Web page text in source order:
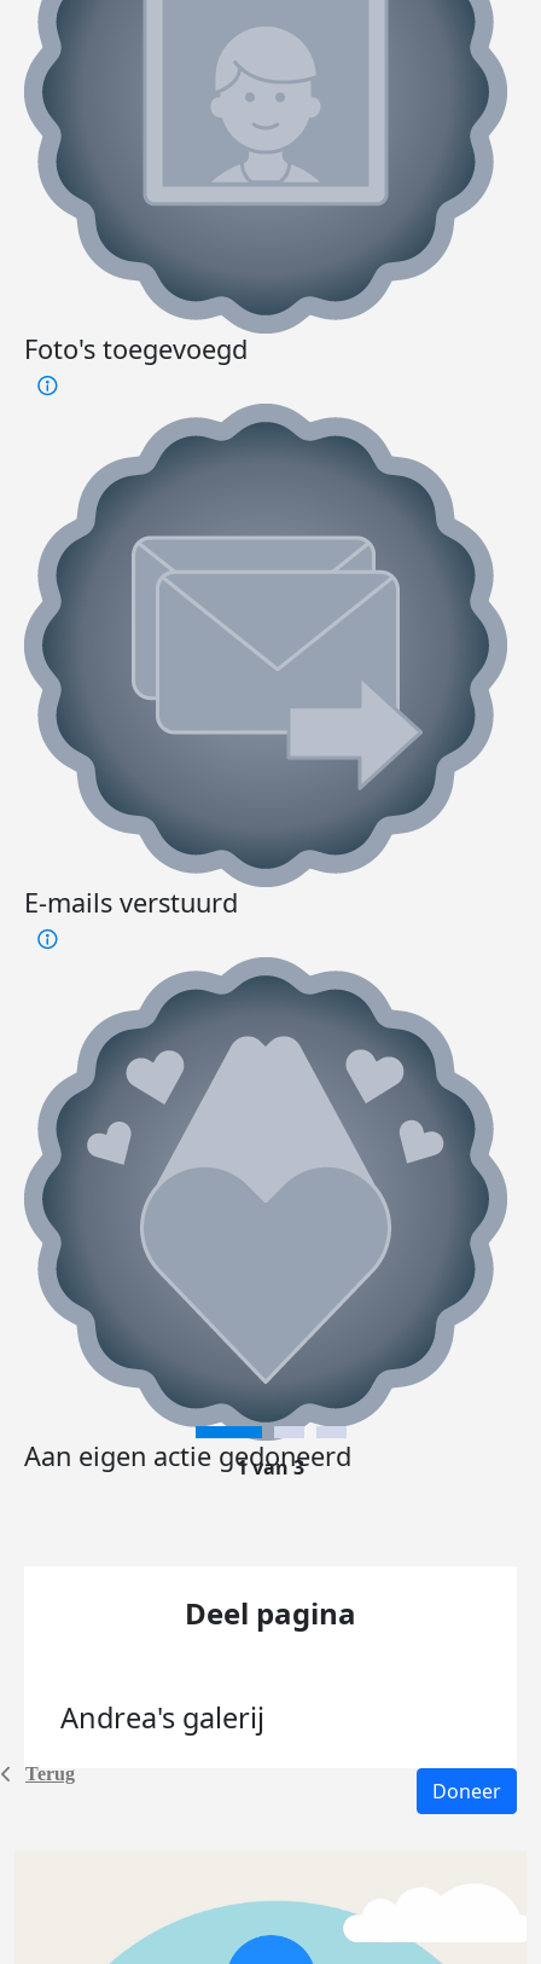
Terug
Foto's toegevoegd
E-mails verstuurd
Aan eigen actie gedoneerd
1 van 3
Deel pagina
Andrea's galerij
Doneer